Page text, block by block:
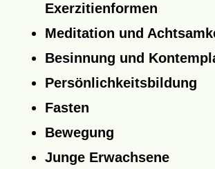
Exerzitienformen
Meditation und
Besinnung und
Persönlichkeitsbildung
Fasten
Bewegung
Junge Erwachsene